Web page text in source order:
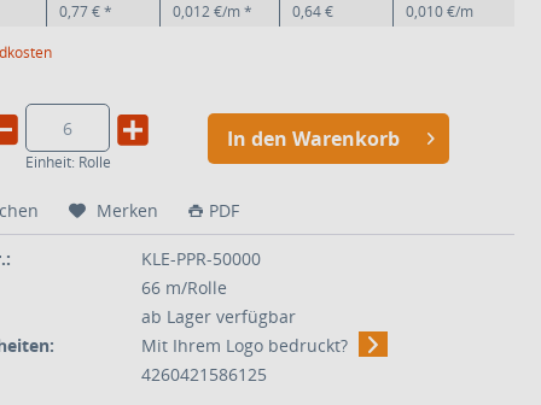
0,77 € *
0,012 €/m * 0,64 €
0,010 €/m
Einheit: Rolle
In den Warenkorb
Merken PDF
KLE-PPR-50000
66 m/Rolle
ab Lager verfügbar
Mit Ihrem Logo bedruckt?
4260421586125